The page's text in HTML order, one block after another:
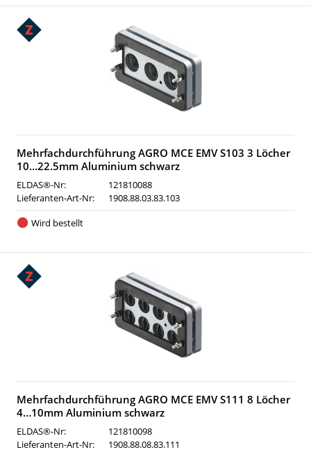
Mehrfachdurchführung AGRO MCE EMV S103 3 Löcher
10…22.5mm Aluminium schwarz
ELDAS®-Nr:
121810088
Lieferanten-Art-Nr:
1908.88.03.83.103
Wird bestellt
Mehrfachdurchführung AGRO MCE EMV S111 8 Löcher
4…10mm Aluminium schwarz
ELDAS®-Nr:
121810098
Lieferanten-Art-Nr:
1908.88.08.83.111